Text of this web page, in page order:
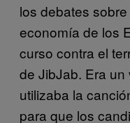
los debates
economía de los
curso contra el
de JibJab. Era
utilizaba la
para que los